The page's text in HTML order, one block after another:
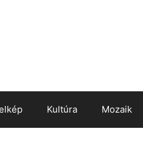
Kultúra Mozaik